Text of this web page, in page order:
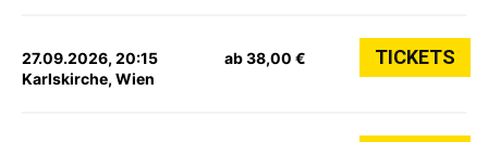
27.09.2026, 20:15
Karlskirche, Wien
ab 38,00 € TICKETS